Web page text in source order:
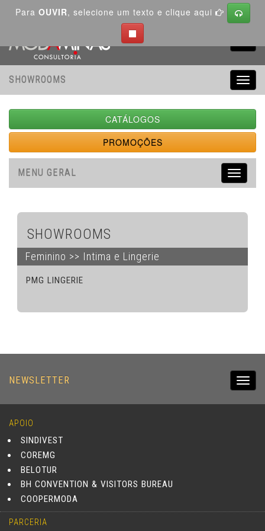
Para OUVIR, selecione um texto e clique aqui
SHOWROOMS
CATÁLOGOS
PROMOÇÕES
Toggle
MENU GERAL
SHOWROOMS
Feminino >> Intima e Lingerie
PMG LINGERIE
NEWSLETTER
APOIO
SINDIVEST
COREMG
BELOTUR
BH CONVENTION & VISITORS BUREAU
COOPERMODA
PARCERIA